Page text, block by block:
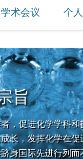
学术会议 个
旨
，促进化学学科
长，发挥化学在
身国际先进行列